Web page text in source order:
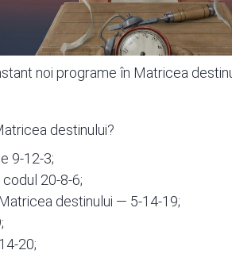
noi programe în Matricea
destinului?
9-12-3;
20-8-6;
destinului — 5-14-19;
20;